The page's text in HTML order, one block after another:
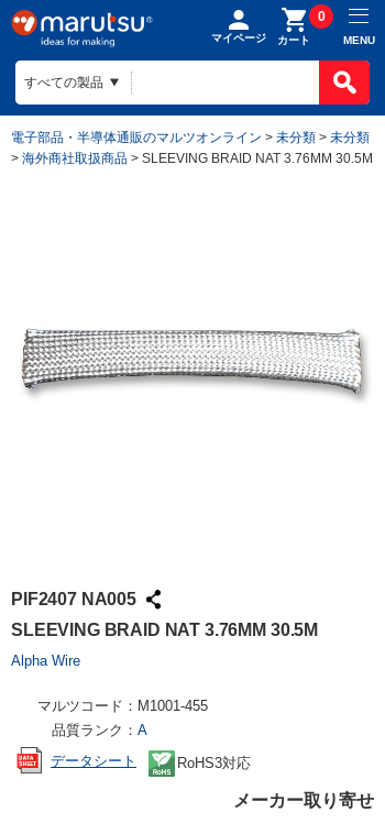
マイページ カート
0
MENU
電子部品・半導体通販のマルツオンライン > 未分類 > 未分類
> 海外商社取扱商品 > SLEEVING BRAID NAT 3.76MM 30.5M
PIF2407 NA005
SLEEVING BRAID NAT 3.76MM 30.5M
Alpha Wire
マルツコード： M1001-455
品質ランク： A
データシート
RoHS3対応
メーカー取り寄せ